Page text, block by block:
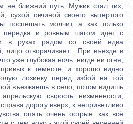
не ближний путь. Мужик стал тих,
сухой овчиной своего вытертого
поспешать молчит, а как только
с передка и ровным шагом идет с
в руках рядом со своей едва
лицо отворачивает... При въезде в
уже глубокая ночь: нигде ни огня,
к темноте, и хорошо видно
лозинку перед избой на той
въезжаешь в село; потом видишь
сырость низменности,
дорогу вверх, к неприветливо
опять очень острые: как всё
с тем ново - этой своей весенней